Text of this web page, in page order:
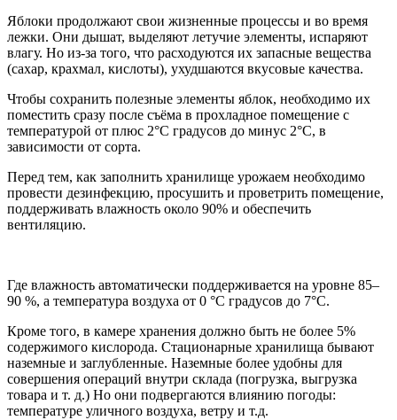
Яблоки продолжают свои жизненные процессы и во время
лежки. Они дышат, выделяют летучие элементы, испаряют
влагу. Но из-за того, что расходуются их запасные вещества
(сахар, крахмал, кислоты), ухудшаются вкусовые качества.
Чтобы сохранить полезные элементы яблок, необходимо их
поместить сразу после съёма в прохладное помещение с
температурой от плюс 2°С градусов до минус 2°С, в
зависимости от сорта.
Перед тем, как заполнить хранилище урожаем необходимо
провести дезинфекцию, просушить и проветрить помещение,
поддерживать влажность около 90% и обеспечить
вентиляцию.
Где влажность автоматически поддерживается на уровне 85–
90 %, а температура воздуха от 0 °С градусов до 7°С.
Кроме того, в камере хранения должно быть не более 5%
содержимого кислорода. Стационарные хранилища бывают
наземные и заглубленные. Наземные более удобны для
совершения операций внутри склада (погрузка, выгрузка
товара и т. д.) Но они подвергаются влиянию погоды:
температуре уличного воздуха, ветру и т.д.